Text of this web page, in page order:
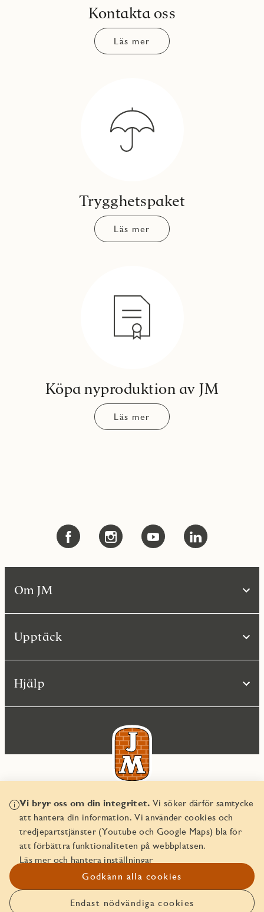
Anmäl intresse
Kontakta oss
Läs mer
Trygghetspaket
Läs mer
Köpa nyproduktion av JM
Läs mer
Vi bryr oss om din integritet. Vi söker därför samtycke
att hantera din information. Vi använder cookies och
tredjepartstjänster (Youtube och Google Maps) bla för
att förbättra funktionaliteten på webbplatsen.
Läs mer och hantera inställningar
Godkänn alla cookies
Endast nödvändiga cookies
Om JM
Upptäck
Hjälp
© JM AB 2026
Organisationsnummer 556045-2103